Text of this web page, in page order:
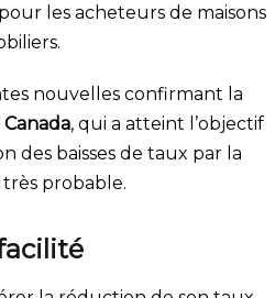
les acheteurs de maisons
nouvelles confirmant la
, qui a atteint l’objectif
des baisses de taux par la
probable.